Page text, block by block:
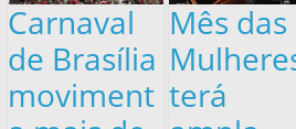
Carnaval
de Brasília
moviment
Mês das
terá